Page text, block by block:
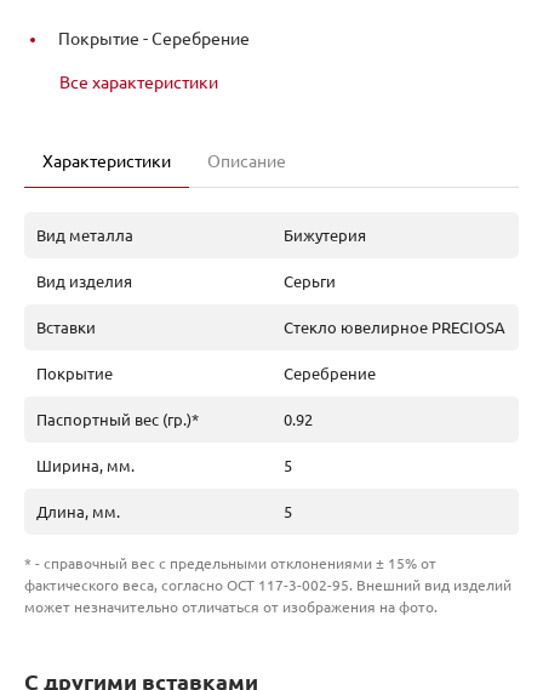
Покрытие -Серебрение
Все характеристики
Характеристики Описание
Вид металла Бижутерия
Вид изделия Серьги
Вставки Стекло ювелирное PRECIOSA
Покрытие Серебрение
Паспортный вес (гр.)* 0.92
Ширина, мм. 5
Длина, мм. 5
* - справочный вес с предельными отклонениями ± 15% от
фактического веса, согласно ОСТ 117-3-002-95. Внешний вид изделий
может незначительно отличаться от изображения на фото.
С другими вставками